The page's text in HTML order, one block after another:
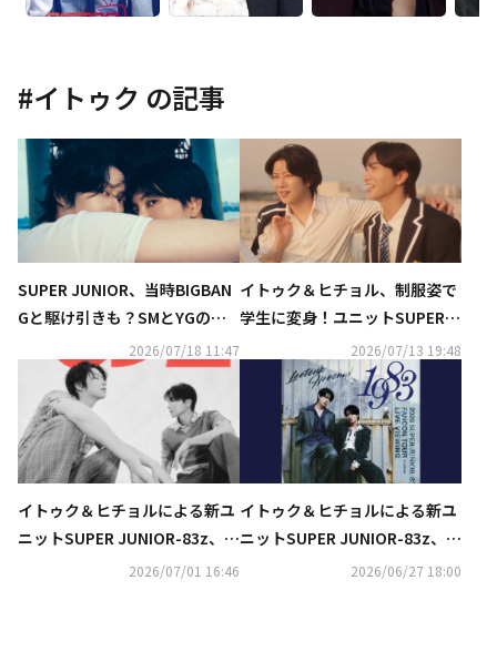
#イトゥク の記事
SUPER JUNIOR、当時BIGBAN
Gと駆け引きも？SMとYGの勢
力争いを語る「すべて敵だっ
た」（動画あり）
2026/07/18 11:47
イトゥク＆ヒチョル、制服姿で
学生に変身！ユニットSUPER J
UNIOR-83zとして本日デビュ
ー…タイトル曲「Promise」M
2026/07/13 19:48
イトゥク＆ヒチョルによる新ユ
ニットSUPER JUNIOR-83z、7
月13日にデビュー決定！
2026/07/01 16:46
イトゥク＆ヒチョルによる新ユ
ニットSUPER JUNIOR-83z、8
月2日の東京公演のライブ・ビ
2026/06/27 18:00